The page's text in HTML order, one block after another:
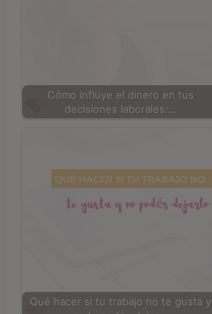
Cómo influye el dinero en tus
decisiones laborales:…
Qué hacer si tu trabajo no te gusta y